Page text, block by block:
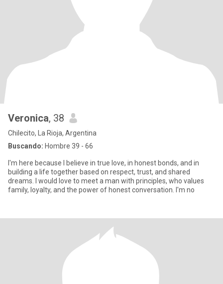
Veronica, 38
Chilecito, La Rioja, Argentina
Buscando: Hombre 39 - 66
I'm here because I believe in true love, in honest bonds, and in
building a life together based on respect, trust, and shared
dreams. I would love to meet a man with principles, who values
family, loyalty, and the power of honest conversation. I'm no